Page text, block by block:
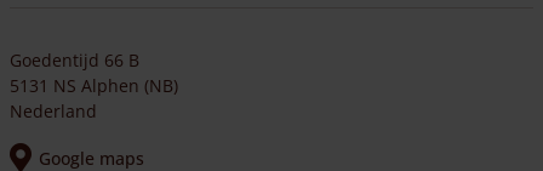
Goedentijd 66 B
5131 NS Alphen (NB)
Nederland
Google maps